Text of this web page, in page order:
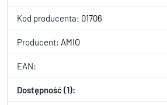
Kod producenta: 01706
Producent: AMIO
EAN:
Dostępność (1):